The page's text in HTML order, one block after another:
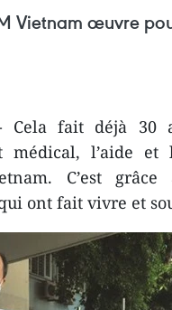
Vietnam œuvre
Cela fait déjà 30
médical, l’aide
C’est
ont fait vivre et